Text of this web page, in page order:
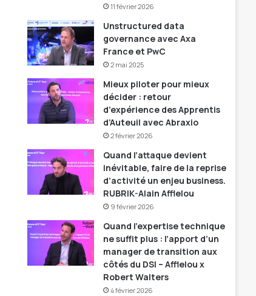
11 février 2026
Unstructured data
governance avec Axa
France et PwC
2 mai 2025
Mieux piloter pour mieux
décider : retour
d’expérience des Apprentis
d’Auteuil avec Abraxio
2 février 2026
Quand l’attaque devient
inévitable, faire de la reprise
d’activité un enjeu business.
RUBRIK-Alain Afflelou
9 février 2026
Quand l’expertise technique
ne suffit plus : l’apport d’un
manager de transition aux
côtés du DSI – Afflelou x
Robert Walters
4 février 2026